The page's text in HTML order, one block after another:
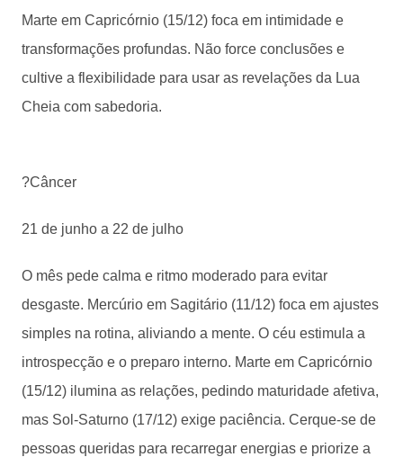
Marte em Capricórnio (15/12) foca em intimidade e
transformações profundas. Não force conclusões e
cultive a flexibilidade para usar as revelações da Lua
Cheia com sabedoria.
?Câncer
21 de junho a 22 de julho
O mês pede calma e ritmo moderado para evitar
desgaste. Mercúrio em Sagitário (11/12) foca em ajustes
simples na rotina, aliviando a mente. O céu estimula a
introspecção e o preparo interno. Marte em Capricórnio
(15/12) ilumina as relações, pedindo maturidade afetiva,
mas Sol-Saturno (17/12) exige paciência. Cerque-se de
pessoas queridas para recarregar energias e priorize a